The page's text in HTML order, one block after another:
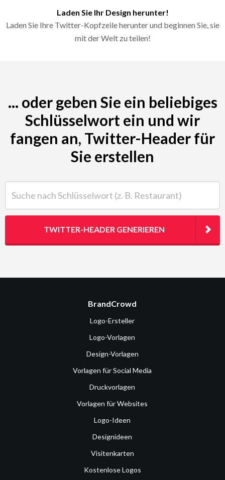
Laden Sie Ihr Design herunter!
Laden Sie Ihre Twitter-Kopfzeile herunter und beginnen Sie, sie
mit der Welt zu teilen!
... oder geben Sie ein beliebiges
Schlüsselwort ein und wir
fangen an, Twitter-Header für
Sie erstellen
TWITTER-HEADER GENERIEREN
BrandCrowd
Logo-Ersteller
Logo-Vorlagen
Design-Vorlagen
Vorlagen für Social Media
Druckvorlagen
Vorlagen für Websites
Logo-Ideen
Designideen
Visitenkarten
Kostenlose Logos